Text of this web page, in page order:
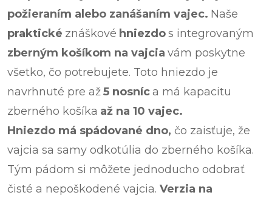
požieraním alebo zanášaním vajec. Naše
praktické znáškové hniezdos integrovaným
zberným košíkom na vajcia vám poskytne
všetko, čo potrebujete. Toto hniezdo je
navrhnuté pre až5 nosníca má kapacitu
zberného košíka až na 10 vajec.
Hniezdo má spádované dno, čo zaisťuje, že
vajcia sa samy odkotúlia do zberného košíka.
Tým pádom si môžete jednoducho odobrať
čisté a nepoškodené vajcia. Verzia na